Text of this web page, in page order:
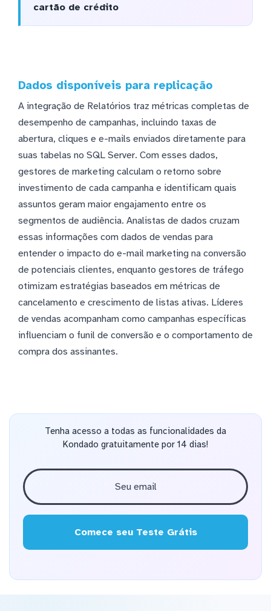
cartão de crédito
Dados disponíveis para replicação
A integração de Relatórios traz métricas completas de
desempenho de campanhas, incluindo taxas de
abertura, cliques e e-mails enviados diretamente para
suas tabelas no SQL Server. Com esses dados,
gestores de marketing calculam o retorno sobre
investimento de cada campanha e identificam quais
assuntos geram maior engajamento entre os
segmentos de audiência. Analistas de dados cruzam
essas informações com dados de vendas para
entender o impacto do e-mail marketing na conversão
de potenciais clientes, enquanto gestores de tráfego
otimizam estratégias baseados em métricas de
cancelamento e crescimento de listas ativas. Líderes
de vendas acompanham como campanhas específicas
influenciam o funil de conversão e o comportamento de
compra dos assinantes.
Tenha acesso a todas as funcionalidades da
Kondado gratuitamente por 14 dias!
Comece seu Teste Grátis